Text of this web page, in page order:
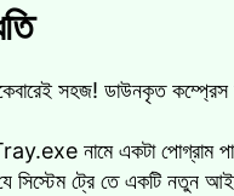
সহজ! ডাউনকৃত
নামে একটা পোগ্রাম
সিস্টেম ট্রে তে একটি নতুন